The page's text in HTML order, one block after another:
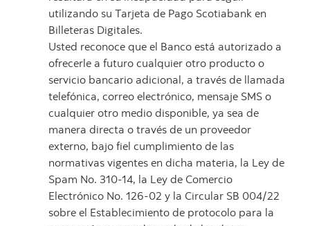
utilizando su Tarjeta de Pago Scotiabank en
Billeteras Digitales.
Usted reconoce que el Banco está autorizado a
ofrecerle a futuro cualquier otro producto o
servicio bancario adicional, a través de llamada
telefónica, correo electrónico, mensaje SMS o
cualquier otro medio disponible, ya sea de
manera directa o través de un proveedor
externo, bajo fiel cumplimiento de las
normativas vigentes en dicha materia, la Ley de
Spam No. 310-14, la Ley de Comercio
Electrónico No. 126-02 y la Circular SB 004/22
sobre el Establecimiento de protocolo para la